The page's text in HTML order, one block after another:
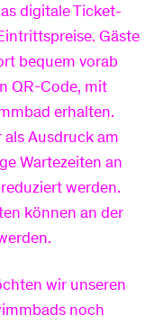
digitale Ticket-
Gäste
bequem vorab
QR-Code, mit
erhalten.
Ausdruck am
Wartezeiten an
werden.
können an der
wir unseren
noch